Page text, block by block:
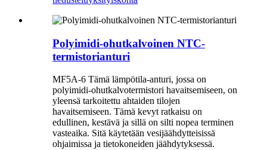
Polyimidi-ohutkalvoinen NTC-
termistorianturi
MF5A-6 Tämä lämpötila-anturi, jossa on
polyimidi-ohutkalvotermistori havaitsemiseen, on
yleensä tarkoitettu ahtaiden tilojen
havaitsemiseen. Tämä kevyt ratkaisu on
edullinen, kestävä ja sillä on silti nopea terminen
vasteaika. Sitä käytetään vesijäähdytteisissä
ohjaimissa ja tietokoneiden jäähdytyksessä.